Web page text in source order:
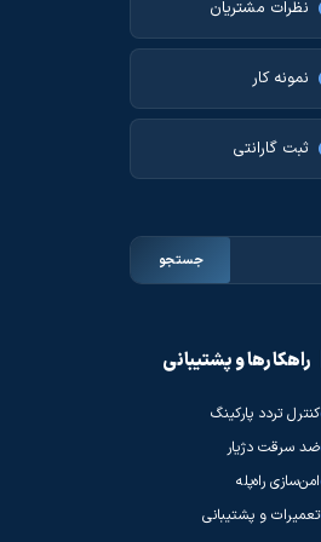
نظرات مشتریان
نمونه کار
ثبت گارانتی
جستجو
راهکارها و پشتیبانی
کنترل تردد پارکینگ
ضد سرقت دژیار
امن‌سازی راه‌پله
تعمیرات و پشتیبانی